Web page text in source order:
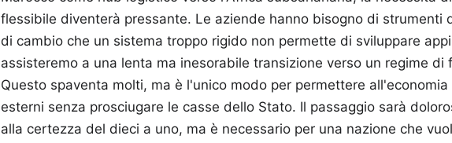
flessibile diventerà pressante. Le aziende hanno bisogno di strumenti
di cambio che un sistema troppo rigido non permette di sviluppare
assisteremo a una lenta ma inesorabile transizione verso un regime di
Questo spaventa molti, ma è l'unico modo per permettere
esterni senza prosciugare le casse dello Stato. Il passaggio sarà
alla certezza del dieci a uno, ma è necessario per una nazione che